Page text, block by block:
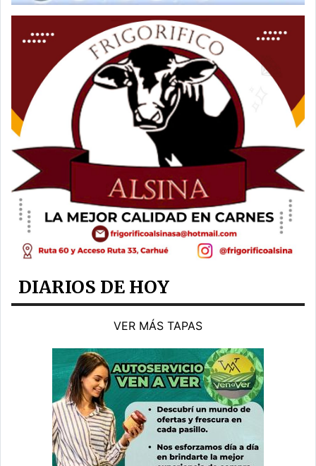
DIARIOS DE HOY
VER MÁS TAPAS